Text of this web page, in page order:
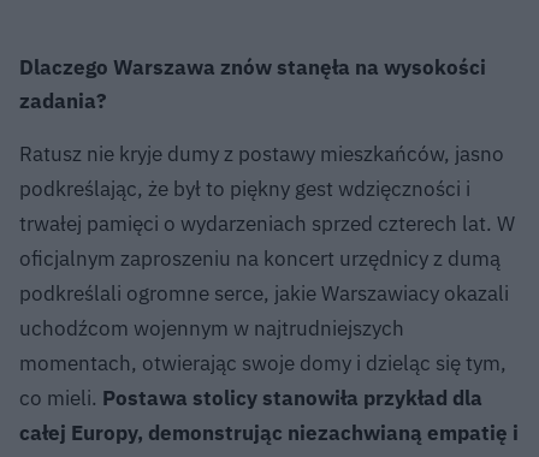
Dlaczego Warszawa znów stanęła na wysokości
zadania?
Ratusz nie kryje dumy z postawy mieszkańców, jasno
podkreślając, że był to piękny gest wdzięczności i
trwałej pamięci o wydarzeniach sprzed czterech lat. W
oficjalnym zaproszeniu na koncert urzędnicy z dumą
podkreślali ogromne serce, jakie Warszawiacy okazali
uchodźcom wojennym w najtrudniejszych
momentach, otwierając swoje domy i dzieląc się tym,
co mieli. Postawa stolicy stanowiła przykład dla
całej Europy, demonstrując niezachwianą empatię i